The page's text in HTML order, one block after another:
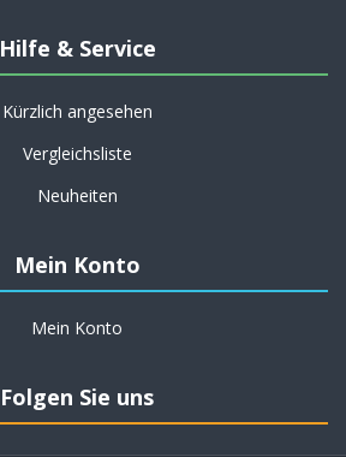
Hilfe & Service
Kürzlich angesehen
Vergleichsliste
Neuheiten
Mein Konto
Mein Konto
Folgen Sie uns